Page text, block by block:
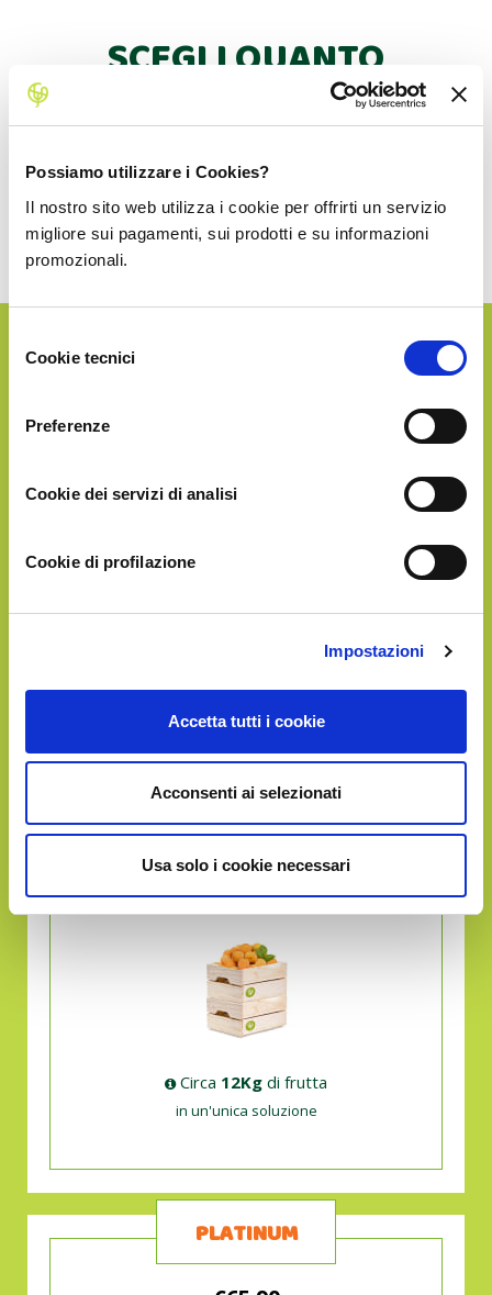
Possiamo utilizzare i Cookies?
Il nostro sito web utilizza i cookie per offrirti un servizio
migliore sui pagamenti, sui prodotti e su informazioni
promozionali.
delCookie tecnici
Preferenze
Cookie dei servizi di analisi
Cookie di profilazione
Impostazioni
Accetta tutti i cookie
Acconsenti ai selezionati
Usa solo i cookie necessari
SCEGLI QUANTO
PRODOTTO RICEVERE!
Dopo la prima consegna potrai fare altri acquisti con
La spedizione in Italia è sempre inclusa!
GOLD
€57.90
Circa 12Kg di frutta
in un'unica soluzione
PLATINUM